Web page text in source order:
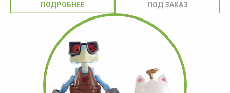
ПОДРОБНЕЕ